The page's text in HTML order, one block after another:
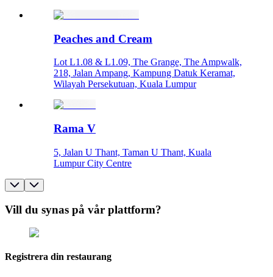
Peaches and Cream
Lot L1.08 & L1.09, The Grange, The Ampwalk,
218, Jalan Ampang, Kampung Datuk Keramat,
Wilayah Persekutuan, Kuala Lumpur
Rama V
5, Jalan U Thant, Taman U Thant, Kuala
Lumpur City Centre
Vill du synas på vår plattform?
Registrera din restaurang